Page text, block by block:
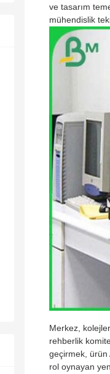
ve tasarım
mühendislik
Merkez,
rehberlik
geçirmek, ürün
rol oynayan